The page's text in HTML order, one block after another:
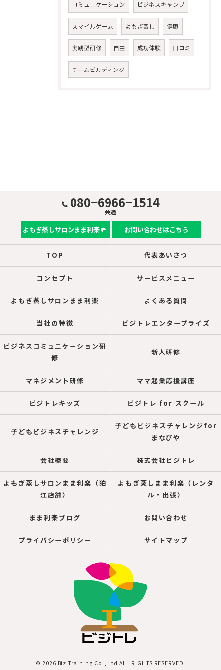
コミュニケーション ビジネスキャンプ
スマイルゲーム よもぎ蒸し 健康
実践型研修 自由 成功体験 口コミ
チームビルディング
080−6966−1514
共通
よもぎ蒸しサロンまま利楽 お問い合わせはこちら
TOP 代表あいさつ
コンセプト サービスメニュー
よもぎ蒸しサロンまま利楽 よくある質問
当社の特徴 ビジトレエンタープライズ
ビジネスコミュニケーション研
修
新人研修
マネジメント研修 ママ起業応援講座
ビジトレキッズ ビジトレ for スクール
子どもビジネスチャレンジ
子どもビジネスチャレンジfor
まなびや
会社概要 株式会社ビジトレ
よもぎ蒸しサロンまま利楽（狛
江店舗）
よもぎ蒸しまま利楽（レンタ
ル・出張）
まま利楽ブログ お問い合わせ
プライバシーポリシー サイトマップ
© 2026 Biz Training Co., Ltd ALL RIGHTS RESERVED.